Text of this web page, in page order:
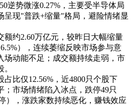
逆势微涨0.27%，主要受半导体局
呈现"普跌+缩量"格局，避险情绪显
额约2.60万亿元，较昨日大幅缩量
），连续萎缩反映市场参与意
场动能不足；成交额持续走弱，市
占比仅12.56%，近4800只个股下
；市场情绪陷入冰点，跌停49只
），涨跌家数持续恶化，赚钱效应